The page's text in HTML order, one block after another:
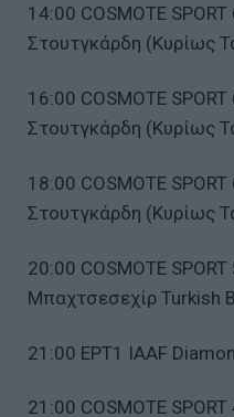
14:00 COSMOTE
Στουτγκάρδη (Κυρίως
16:00 COSMOTE
Στουτγκάρδη (Κυρίως
18:00 COSMOTE
Στουτγκάρδη (Κυρίως
20:00 COSMOTE
Μπαχτσεσεχίρ Turkish
21:00 ΕΡΤ1 IAAF
21:00 COSMOTE